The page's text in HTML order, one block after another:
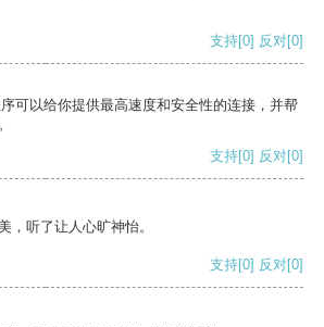
支持[0] 反对[0]
可以给你提供最高速度和安全性的连接，并帮
支持[0] 反对[0]
，听了让人心旷神怡。
支持[0] 反对[0]